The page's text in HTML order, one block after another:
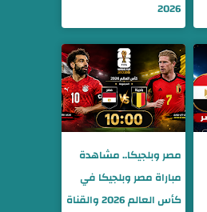
2026
مصر وبلجيكا.. مشاهدة
مباراة مصر وبلجيكا في
كأس العالم 2026 والقناة